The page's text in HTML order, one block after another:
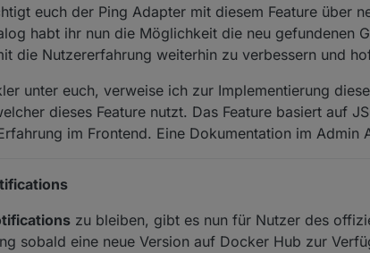
euch der Ping Adapter mit diesem Feature über
habt ihr nun die Möglichkeit die neu gefundenen
die Nutzererfahrung weiterhin zu verbessern und
unter euch, verweise ich zur Implementierung
dieses Feature nutzt. Das Feature basiert auf
im Frontend. Eine Dokumentation im Admin
zu bleiben, gibt es nun für Nutzer des
sobald eine neue Version auf Docker Hub zur